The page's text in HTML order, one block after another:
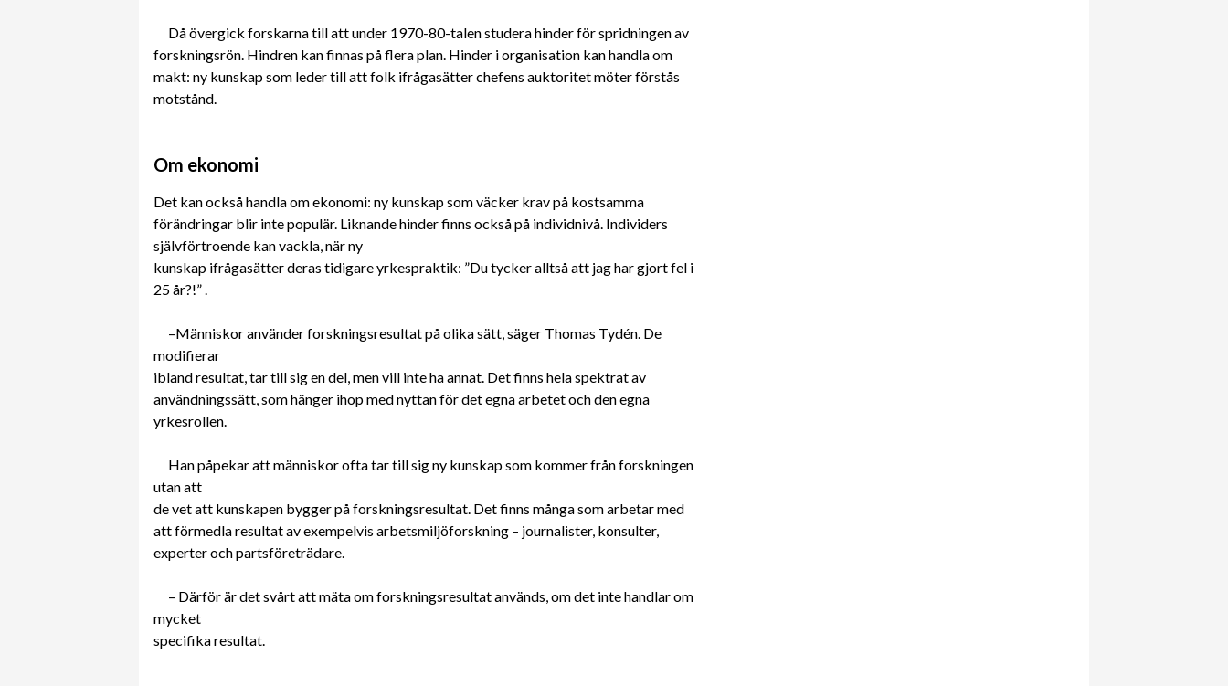
Då övergick forskarna till att under 1970-80-talen studera hinder för spridningen av
forskningsrön. Hindren kan finnas på flera plan. Hinder i organisation kan handla om
makt: ny kunskap som leder till att folk ifrågasätter chefens auktoritet möter förstås
motstånd.
Om ekonomi
Det kan också handla om ekonomi: ny kunskap som väcker krav på kostsamma
förändringar blir inte populär. Liknande hinder finns också på individnivå. Individers
självförtroende kan vackla, när ny
kunskap ifrågasätter deras tidigare yrkespraktik: ”Du tycker alltså att jag har gjort fel i
25 år?!” .
–Människor använder forskningsresultat på olika sätt, säger Thomas Tydén. De
modifierar
ibland resultat, tar till sig en del, men vill inte ha annat. Det finns hela spektrat av
användningssätt, som hänger ihop med nyttan för det egna arbetet och den egna
yrkesrollen.
Han påpekar att människor ofta tar till sig ny kunskap som kommer från forskningen
utan att
de vet att kunskapen bygger på forskningsresultat. Det finns många som arbetar med
att förmedla resultat av exempelvis arbetsmiljöforskning – journalister, konsulter,
experter och partsföreträdare.
– Därför är det svårt att mäta om forskningsresultat används, om det inte handlar om
mycket
specifika resultat.